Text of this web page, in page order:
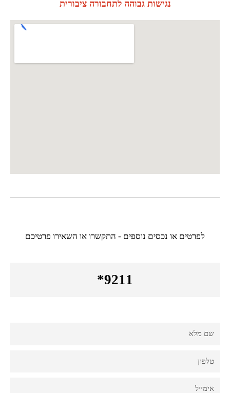
נגישות גבוהה לתחבורה ציבורית
לפרטים או נכסים נוספים - התקשרו או השאירו פרטיכם
9211*
Fname
Phone
Email